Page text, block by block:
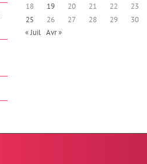
18
19 20 21 22 23
25
26 27 28 29 30
« Juil Avr »